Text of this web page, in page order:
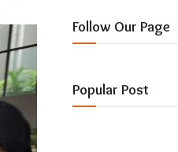
Follow Our Page
Popular Post